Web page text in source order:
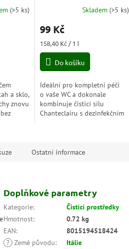
(>5 ks)
a sklo,
znovu
produktu
5,0
5
Skladem(>5 ks)
99 Kč
Měrná
cena:
158,40 Kč / 1 l
Do košíku
Ideální pro kompletní péči
o vaše WC a dokonale
kombinuje čisticí sílu
Chanteclairu s dezinfekčním
Ostatní informace
Doplňkové parametry
Kategorie:
Čisticí prostředky
Hmotnost:
0.72 kg
EAN:
8015194518424
? Země původu:
Itálie